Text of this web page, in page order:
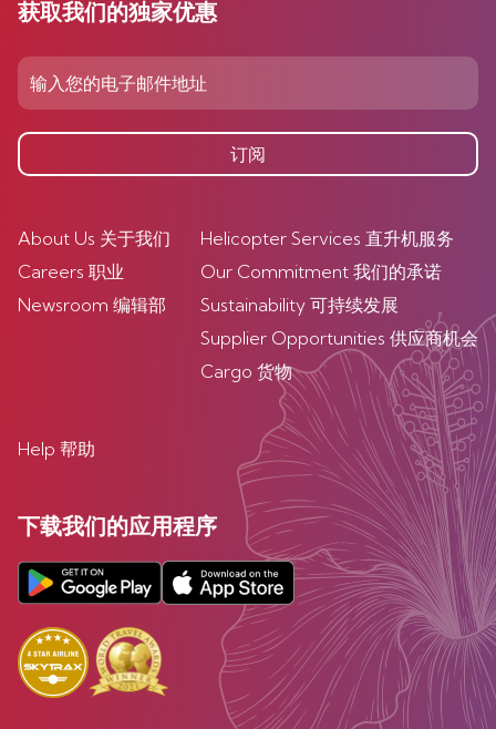
获取我们的独家优惠
订阅
About Us 关于我们
Careers 职业
Newsroom 编辑部
Helicopter Services 直升机服务
Our Commitment 我们的承诺
Sustainability 可持续发展
Supplier Opportunities 供应商机会
Cargo 货物
Help 帮助
下载我们的应用程序